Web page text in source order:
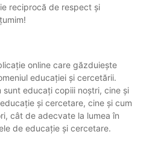
reciprocă de respect și
online care găzduiește
educației și cercetării.
sunt educați copiii noștri, cine și
și cercetare, cine și cum
cât de adecvate la lumea în
de educație și cercetare.